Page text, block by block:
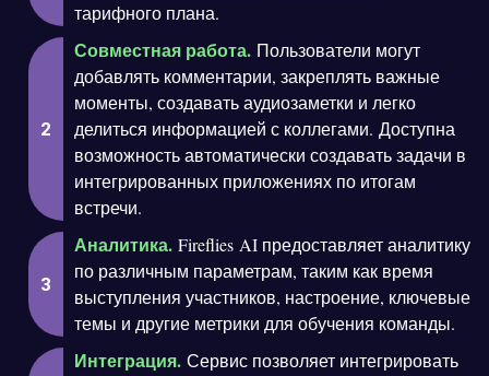
тарифного плана.
Совместная работа. Пользователи могут
добавлять комментарии, закреплять важные
моменты, создавать аудиозаметки и легко
делиться информацией с коллегами. Доступна
возможность автоматически создавать задачи в
интегрированных приложениях по итогам
встречи.
Аналитика. Fireflies AI предоставляет аналитику
по различным параметрам, таким как время
выступления участников, настроение, ключевые
темы и другие метрики для обучения команды.
Интеграция. Сервис позволяет интегрировать